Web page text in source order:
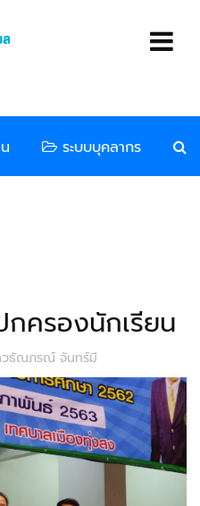
ระบบบุคลากร
ครองนักเรียน
วธัณภรณ์ จันทร์มี